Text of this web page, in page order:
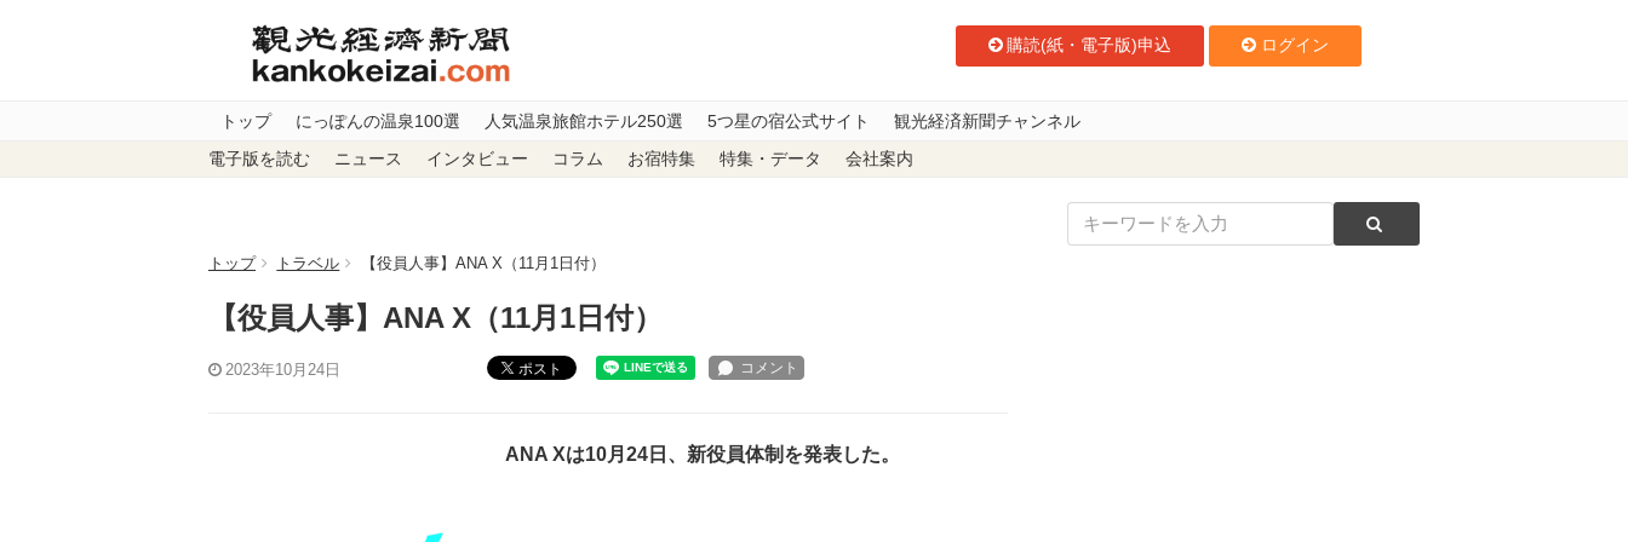
購読(紙・電子版)申込 ログイン
トップ にっぽんの温泉100選 人気温泉旅館ホテル250選 5つ星の宿公式サイト 観光経済新聞チャンネル
電子版を読む ニュース インタビュー コラム お宿特集 特集・データ 会社案内
トップ トラベル 【役員人事】ANA X（11月1日付）
【役員人事】ANA X（11月1日付）
2023年10月24日 ポスト
ANA Xは10月24日、新役員体制を発表した。